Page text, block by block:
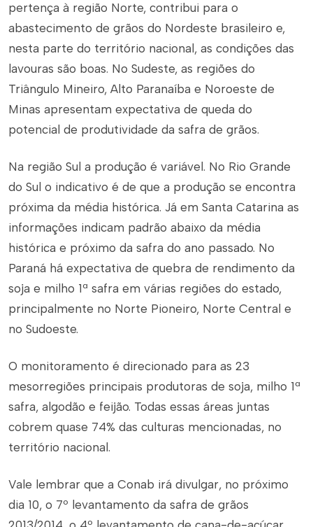
pertença à região Norte, contribui para o
abastecimento de grãos do Nordeste brasileiro e,
nesta parte do território nacional, as condições das
lavouras são boas. No Sudeste, as regiões do
Triângulo Mineiro, Alto Paranaíba e Noroeste de
Minas apresentam expectativa de queda do
potencial de produtividade da safra de grãos.
Na região Sul a produção é variável. No Rio Grande
do Sul o indicativo é de que a produção se encontra
próxima da média histórica. Já em Santa Catarina as
informações indicam padrão abaixo da média
histórica e próximo da safra do ano passado. No
Paraná há expectativa de quebra de rendimento da
soja e milho 1ª safra em várias regiões do estado,
principalmente no Norte Pioneiro, Norte Central e
no Sudoeste.
O monitoramento é direcionado para as 23
mesorregiões principais produtoras de soja, milho 1ª
safra, algodão e feijão. Todas essas áreas juntas
cobrem quase 74% das culturas mencionadas, no
território nacional.
Vale lembrar que a Conab irá divulgar, no próximo
dia 10, o 7º levantamento da safra de grãos